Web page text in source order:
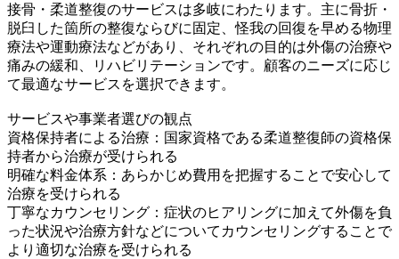
接骨・柔道整復のサービスは多岐にわたります。主に骨折・
脱臼した箇所の整復ならびに固定、怪我の回復を早める物理
療法や運動療法などがあり、それぞれの目的は外傷の治療や
痛みの緩和、リハビリテーションです。顧客のニーズに応じ
て最適なサービスを選択できます。
サービスや事業者選びの観点
資格保持者による治療：国家資格である柔道整復師の資格保
持者から治療が受けられる
明確な料金体系：あらかじめ費用を把握することで安心して
治療を受けられる
丁寧なカウンセリング：症状のヒアリングに加えて外傷を負
った状況や治療方針などについてカウンセリングすることで
より適切な治療を受けられる